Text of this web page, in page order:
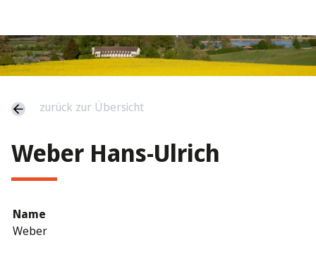
zurück zur Übersicht
Weber Hans-Ulrich
Name
Weber